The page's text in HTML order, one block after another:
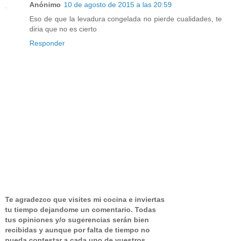
Anónimo 10 de agosto de 2015 a las 20:59
Eso de que la levadura congelada no pierde cualidades, te
diria que no es cierto
Responder
Te agradezco que visites mi cocina e inviertas
tu tiempo dejandome un comentario. Todas
tus opiniones y/o sugerencias serán bien
recibidas y aunque por falta de tiempo no